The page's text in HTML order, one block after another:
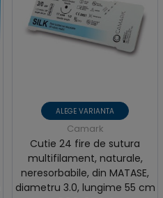
ALEGE VARIANTA
Camark
Cutie 24 fire de sutura
multifilament, naturale,
neresorbabile, din MATASE,
diametru 3.0, lungime 55 cm